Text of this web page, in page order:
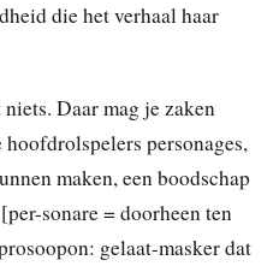
die het verhaal haar
niets. Daar mag je zaken
personages,
maken, een boodschap
sonare = doorheen ten
gelaat-masker dat